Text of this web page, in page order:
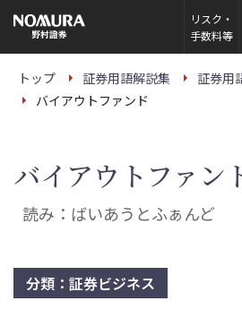
の
ー
リスク・
手数料等
トップ 証券用語解説集
証券用
バイアウトファンド
バイアウトファン
読み：ばいあうとふぁんど
分類：証券ビジネス